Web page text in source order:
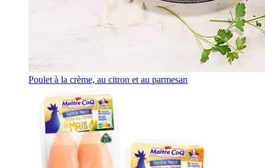
Poulet à la crème, au citron et au parmesan